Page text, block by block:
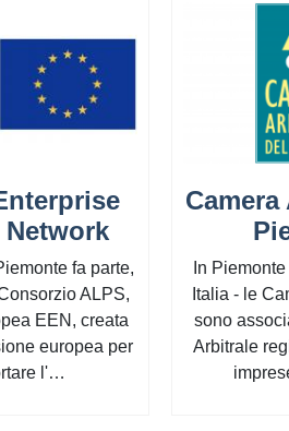
fa parte,
ALPS,
EEN, creata
europea per
l'…
In
Italia - le
sono
Arbitrale